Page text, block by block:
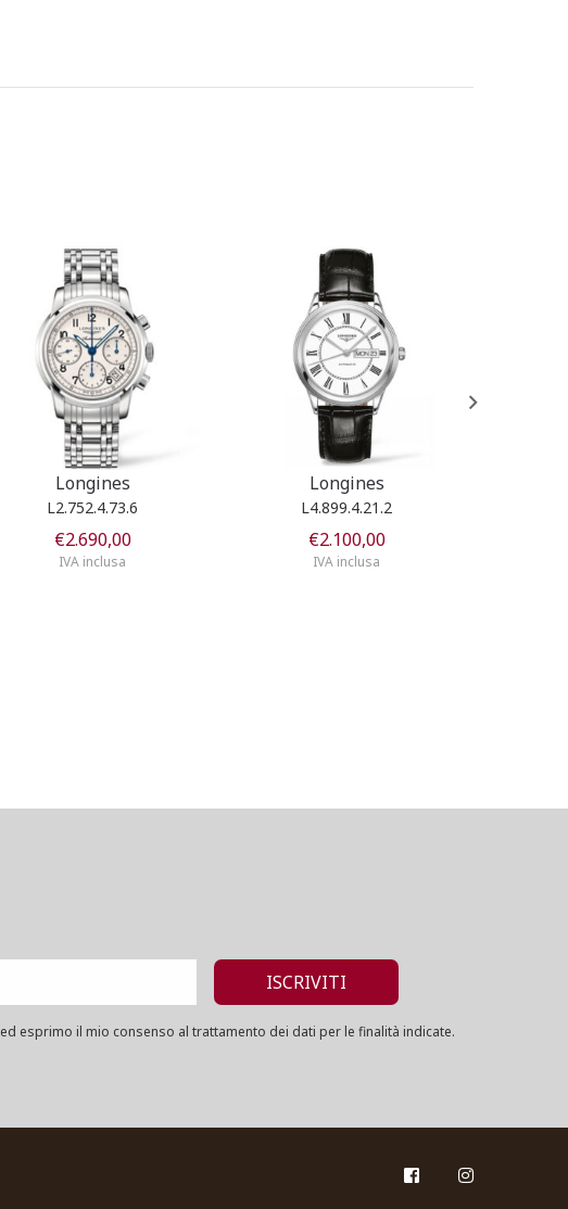
Longines
L2.752.4.73.6
€2.690,00
IVA inclusa
Longines
L4.899.4.21.2
€2.100,00
IVA inclusa
ed esprimo il mio consenso al trattamento dei dati per le finalità indicate.